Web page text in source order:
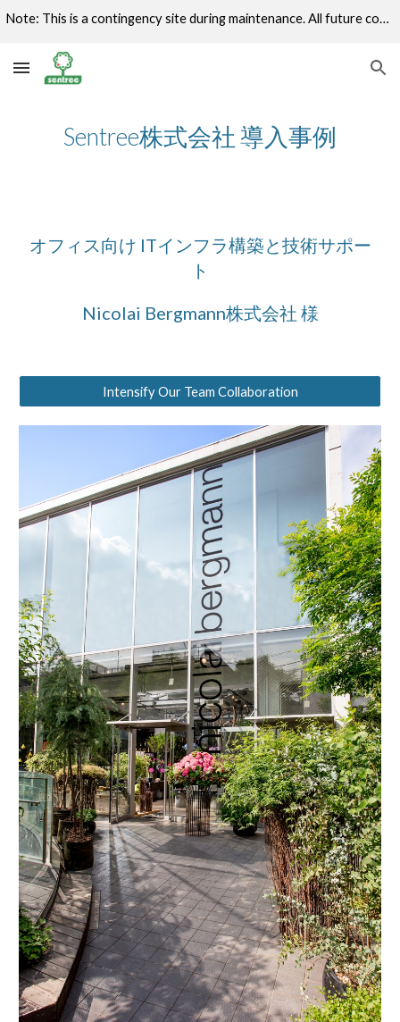
Note: This is a contingency site during maintenance. All future communications with revert to sentree.jp upon restoration of service.
Sentree株式会社 導入事例
オフィス向け ITインフラ構築と技術サポー
ト
Nicolai Bergmann株式会社 様
Intensify Our Team Collaboration